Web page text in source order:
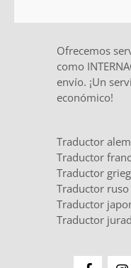
Ofrecemos
como
envío. ¡Un
económico!
Traductor
Traductor
Traductor
Traductor ruso
Traductor
Traductor